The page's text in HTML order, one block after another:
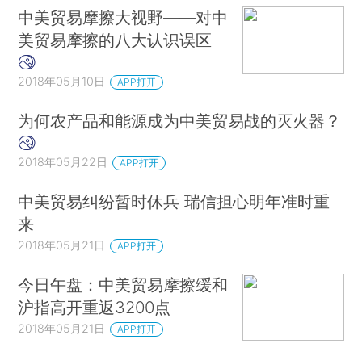
中美贸易摩擦大视野——对中
美贸易摩擦的八大认识误区
2018年05月10日 APP打开
为何农产品和能源成为中美贸易战的灭火器？
2018年05月22日 APP打开
中美贸易纠纷暂时休兵 瑞信担心明年准时重
来
2018年05月21日 APP打开
今日午盘：中美贸易摩擦缓和
沪指高开重返3200点
2018年05月21日 APP打开